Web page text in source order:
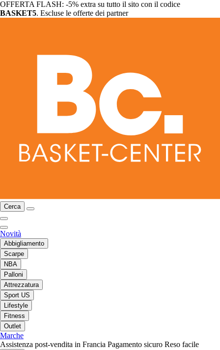
OFFERTA FLASH: -5% extra su tutto il sito con il codice
BASKET5. Escluse le offerte dei partner
Cerca
Novità
Abbigliamento
Scarpe
NBA
Palloni
Attrezzatura
Sport US
Lifestyle
Fitness
Outlet
Marche
Assistenza post-vendita in Francia Pagamento sicuro Reso facile